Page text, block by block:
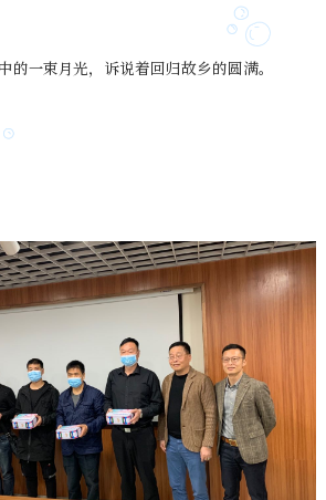
的一束月光，诉说着回归故乡的圆满。